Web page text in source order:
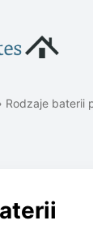
Rodzaje baterii